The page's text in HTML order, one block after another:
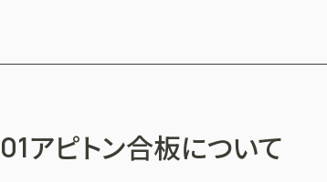
01アピトン合板について